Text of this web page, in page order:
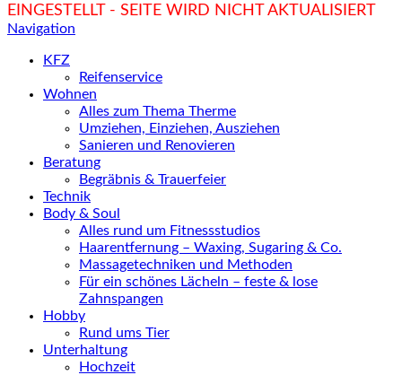
EINGESTELLT - SEITE WIRD NICHT AKTUALISIERT
Navigation
KFZ
Reifenservice
Wohnen
Alles zum Thema Therme
Umziehen, Einziehen, Ausziehen
Sanieren und Renovieren
Beratung
Begräbnis & Trauerfeier
Technik
Body & Soul
Alles rund um Fitnessstudios
Haarentfernung – Waxing, Sugaring & Co.
Massagetechniken und Methoden
Für ein schönes Lächeln – feste & lose
Zahnspangen
Hobby
Rund ums Tier
Unterhaltung
Hochzeit